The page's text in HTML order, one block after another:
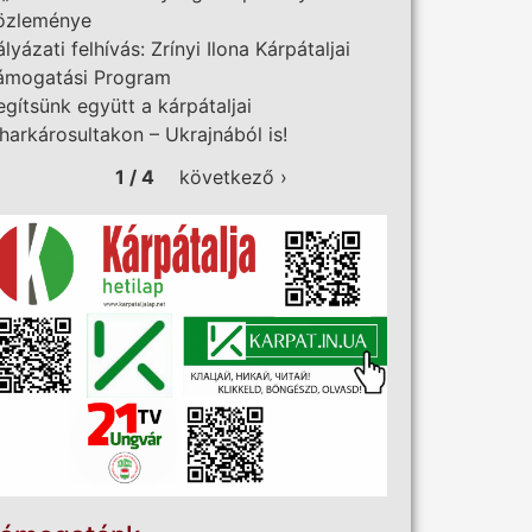
felhívás: Zrínyi Ilona Kárpátaljai
Program
együtt a kárpátaljai
– Ukrajnából is!
1 / 4
következő ›